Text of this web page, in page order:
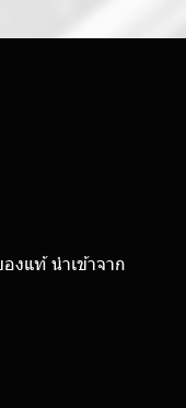
งแท้ นำเข้าจาก